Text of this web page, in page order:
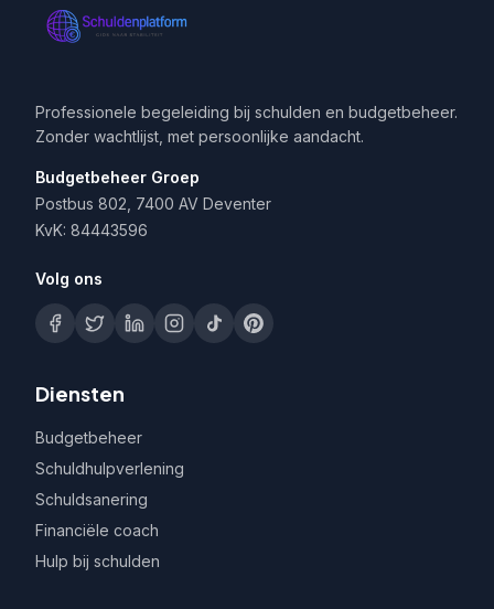
Professionele begeleiding bij schulden en budgetbeheer.
Zonder wachtlijst, met persoonlijke aandacht.
Budgetbeheer Groep
Postbus 802, 7400 AV Deventer
KvK: 84443596
Volg ons
Diensten
Budgetbeheer
Schuldhulpverlening
Schuldsanering
Financiële coach
Hulp bij schulden